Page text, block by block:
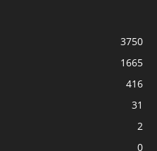
3750
1665
416
31
2
0